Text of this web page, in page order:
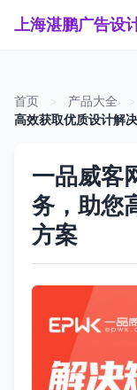
首页 产品大全
高效获取优质设计解
一品威客
务，助您
方案